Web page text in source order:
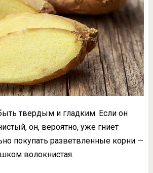
твердым и гладким. Если он
он, вероятно, уже гниет
покупать разветвленные корни —
волокнистая.